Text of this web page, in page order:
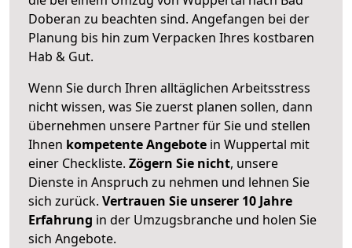
Doberan zu beachten sind. Angefangen bei der
Planung bis hin zum Verpacken Ihres kostbaren
Hab & Gut.
Wenn Sie durch Ihren alltäglichen Arbeitsstress
nicht wissen, was Sie zuerst planen sollen, dann
übernehmen unsere Partner für Sie und stellen
Ihnen kompetente Angebote in Wuppertal mit
einer Checkliste. Zögern Sie nicht, unsere
Dienste in Anspruch zu nehmen und lehnen Sie
sich zurück. Vertrauen Sie unserer 10 Jahre
Erfahrung in der Umzugsbranche und holen Sie
sich Angebote.